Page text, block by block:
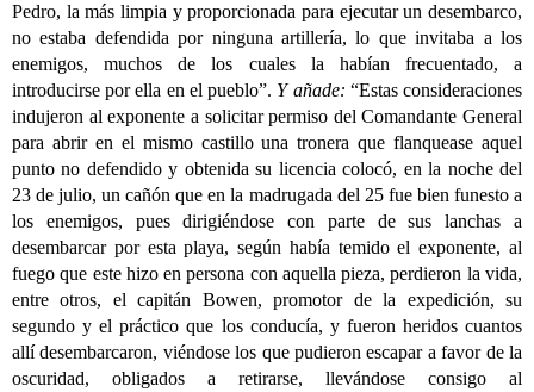
Pedro, la más limpia y proporcionada para ejecutar un desembarco,
no estaba defendida por ninguna artillería, lo que invitaba a los
enemigos, muchos de los cuales la habían frecuentado, a
introducirse por ella en el pueblo”. Y añade: “Estas consideraciones
indujeron al exponente a solicitar permiso del Comandante General
para abrir en el mismo castillo una tronera que flanquease aquel
punto no defendido y obtenida su licencia colocó, en la noche del
23 de julio, un cañón que en la madrugada del 25 fue bien funesto a
los enemigos, pues dirigiéndose con parte de sus lanchas a
desembarcar por esta playa, según había temido el exponente, al
fuego que este hizo en persona con aquella pieza, perdieron la vida,
entre otros, el capitán Bowen, promotor de la expedición, su
segundo y el práctico que los conducía, y fueron heridos cuantos
allí desembarcaron, viéndose los que pudieron escapar a favor de la
oscuridad, obligados a retirarse, llevándose consigo al